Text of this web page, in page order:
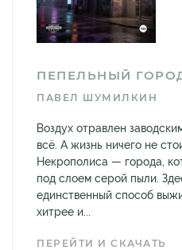
ПЕПЕЛЬНЫЙ
ПАВЕЛ ШУМИЛКИН
Воздух отравлен
всё. А жизнь ничего не
Некрополиса — города,
под слоем серой пыли.
единственный способ
хитрее и...
ПЕРЕЙТИ И СКАЧАТЬ